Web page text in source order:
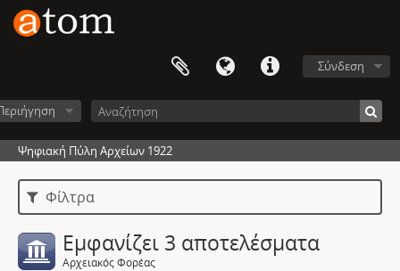
Σύνδεση
Ψηφιακή Πύλη Αρχείων 1922
Φίλτρα
Εμφανίζει 3 αποτελέσματα
Αρχειακός Φορέας